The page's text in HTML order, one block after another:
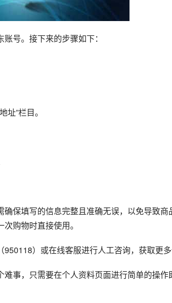
号。接下来的步骤如下：
”栏目。
保填写的信息完整且准确无误，以免导致
购物时直接使用。
）或在线客服进行人工咨询，获取更多
事，只需要在个人资料页面进行简单的操